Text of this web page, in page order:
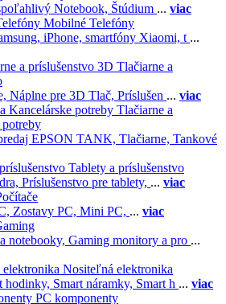
Notebook, Štúdium ... viac
Mobilné Telefóny
iPhone, smartfóny Xiaomi, t ...
3D Tlačiarne a
Náplne pre 3D Tlač, Príslušen ... viac
Tlačiarne a
EPSON TANK, Tlačiarne, Tankové
Tablety a príslušenstvo
Príslušenstvo pre tablety, ... viac
Zostavy PC, Mini PC, ... viac
notebooky, Gaming monitory a pro ...
Nositeľná elektronika
hodinky, Smart náramky, Smart h ... viac
PC komponenty